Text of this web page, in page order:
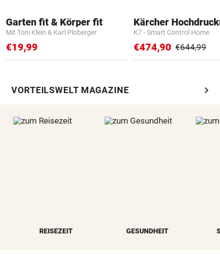
Garten fit & Körper fit
Mit Toni Klein & Karl Ploberger
€19,99
Kärcher
K7 - Smart Control Home
€474,90 €644,99
VORTEILSWELT MAGAZINE chevron_right
REISEZEIT GESUNDHEIT